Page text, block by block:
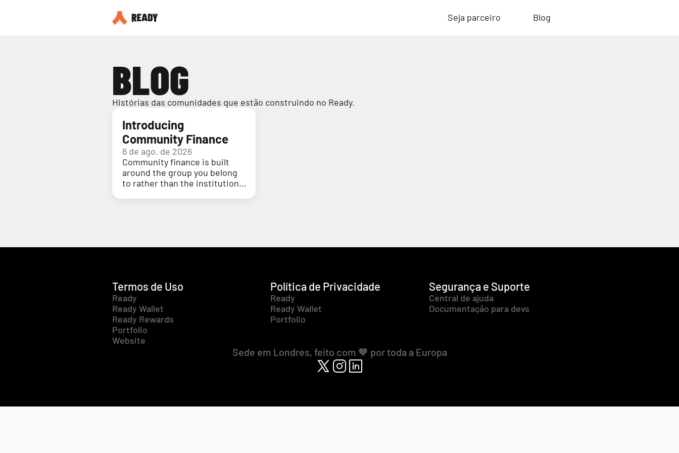
Seja parceiro Blog
BLOG
Histórias das comunidades que estão construindo no Ready.
Introducing
Community Finance
6 de ago. de 2026
Community finance is built
around the group you belong
to rather than the institution
Termos de Uso
Ready
Ready Wallet
Ready Rewards
Portfolio
Website
Política de Privacidade
Ready
Ready Wallet
Portfolio
Segurança e Suporte
Central de ajuda
Documentação para devs
Sede em Londres, feito com 🧡 por toda a Europa